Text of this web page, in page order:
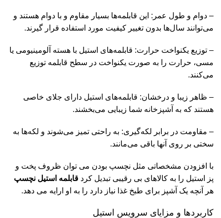
– دوام و طول عمر: این قابلمه‌ها بسیار مقاوم و با دوام هستند و
می‌توانند سال‌ها بدون تغییر کیفیت مورد استفاده قرار گیرند.
– توزیع یکنواخت حرارت: قابلمه‌های استیل با هسته آلومینیومی یا
مسی، حرارت را به صورت یکنواخت در سطح قابلمه توزیع
می‌کنند.
– ظاهر زیبا و درخشان: قابلمه‌های استیل دارای جلای خاصی
هستند که به آشپزخانه شما زیبایی می‌بخشند.
– مقاومت در برابر لکه‌گیری: به راحتی تمیز می‌شوند و لکه‌ها به
سختی بر روی آنها باقی می‌مانند.
با افزودن مشخصاتی مثل نچسپ بودن می توان ظروف پخت و
پز استیل را به کالاهای بی رقیبی تبدیل کرد قابلمه استیل نچسپ
هر آنچه یک آشپز برای طبخ غذا نیاز دارد را به او ارایه می دهد.
کاربردها و مزایای سرویس استیل